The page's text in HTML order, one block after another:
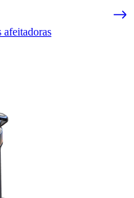
afeitadoras